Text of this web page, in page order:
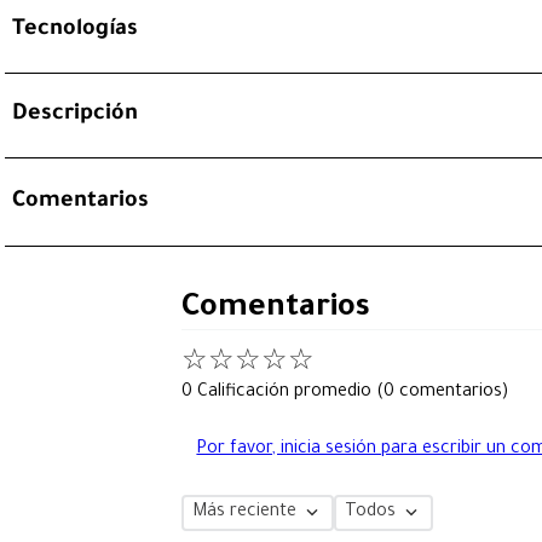
Tecnologías
Descripción
Comentarios
Comentarios
☆☆☆☆☆
0 Calificación promedio (0 comentarios)
Por favor, inicia sesión para escribir un
Más reciente Todos